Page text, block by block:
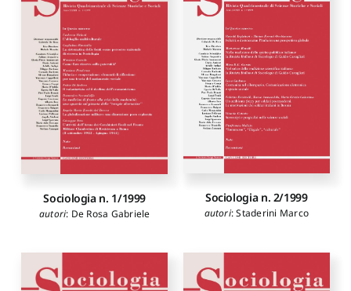
Sociologia n. 1/1999
autori: De Rosa Gabriele
Sociologia n. 2/1999
autori:Staderini Marco